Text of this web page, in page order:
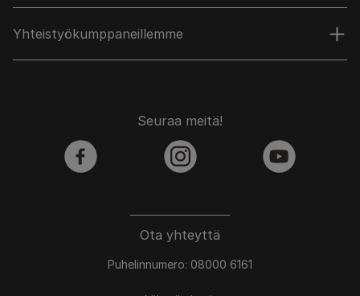
Yhteistyökumppaneillemme
Ota yhteyttä
Puhelinnumero: 08000 6161
Seuraa meitä!
facebook instagram youtube